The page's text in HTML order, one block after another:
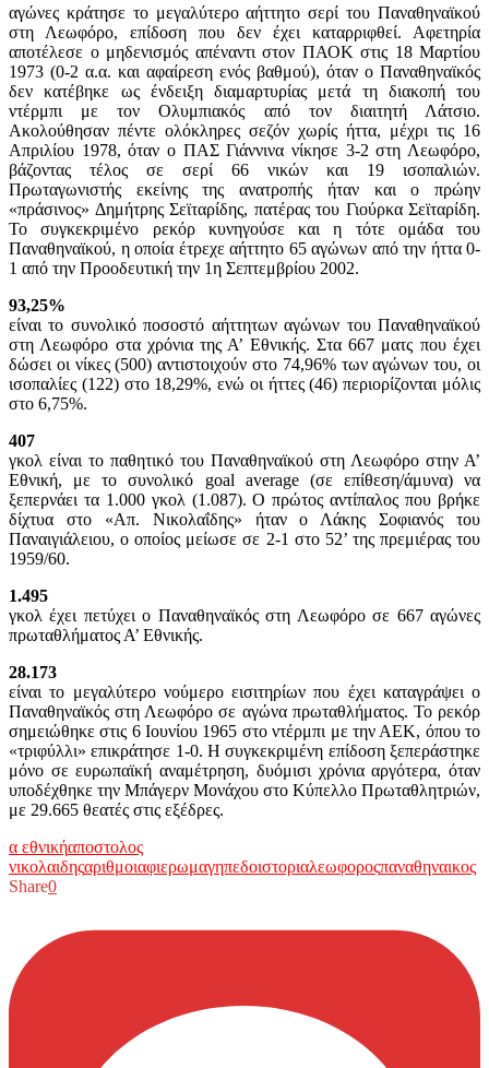
αγώνες κράτησε το μεγαλύτερο αήττητο σερί του Παναθηναϊκού
στη Λεωφόρο, επίδοση που δεν έχει καταρριφθεί. Αφετηρία
αποτέλεσε ο μηδενισμός απέναντι στον ΠΑΟΚ στις 18 Μαρτίου
1973 (0-2 α.α. και αφαίρεση ενός βαθμού), όταν ο Παναθηναϊκός
δεν κατέβηκε ως ένδειξη διαμαρτυρίας μετά τη διακοπή του
ντέρμπι με τον Ολυμπιακός από τον διαιτητή Λάτσιο.
Ακολούθησαν πέντε ολόκληρες σεζόν χωρίς ήττα, μέχρι τις 16
Απριλίου 1978, όταν ο ΠΑΣ Γιάννινα νίκησε 3-2 στη Λεωφόρο,
βάζοντας τέλος σε σερί 66 νικών και 19 ισοπαλιών.
Πρωταγωνιστής εκείνης της ανατροπής ήταν και ο πρώην
«πράσινος» Δημήτρης Σεϊταρίδης, πατέρας του Γιούρκα Σεϊταρίδη.
Το συγκεκριμένο ρεκόρ κυνηγούσε και η τότε ομάδα του
Παναθηναϊκού, η οποία έτρεχε αήττητο 65 αγώνων από την ήττα 0-
1 από την Προοδευτική την 1η Σεπτεμβρίου 2002.
93,25%
είναι το συνολικό ποσοστό αήττητων αγώνων του Παναθηναϊκού
στη Λεωφόρο στα χρόνια της Α’ Εθνικής. Στα 667 ματς που έχει
δώσει οι νίκες (500) αντιστοιχούν στο 74,96% των αγώνων του, οι
ισοπαλίες (122) στο 18,29%, ενώ οι ήττες (46) περιορίζονται μόλις
στο 6,75%.
407
γκολ είναι το παθητικό του Παναθηναϊκού στη Λεωφόρο στην Α’
Εθνική, με το συνολικό goal average (σε επίθεση/άμυνα) να
ξεπερνάει τα 1.000 γκολ (1.087). Ο πρώτος αντίπαλος που βρήκε
δίχτυα στο «Απ. Νικολαΐδης» ήταν ο Λάκης Σοφιανός του
Παναιγιάλειου, ο οποίος μείωσε σε 2-1 στο 52’ της πρεμιέρας του
1959/60.
1.495
γκολ έχει πετύχει ο Παναθηναϊκός στη Λεωφόρο σε 667 αγώνες
πρωταθλήματος Α’ Εθνικής.
28.173
είναι το μεγαλύτερο νούμερο εισιτηρίων που έχει καταγράψει ο
Παναθηναϊκός στη Λεωφόρο σε αγώνα πρωταθλήματος. Το ρεκόρ
σημειώθηκε στις 6 Ιουνίου 1965 στο ντέρμπι με την ΑΕΚ, όπου το
«τριφύλλι» επικράτησε 1-0. Η συγκεκριμένη επίδοση ξεπεράστηκε
μόνο σε ευρωπαϊκή αναμέτρηση, δυόμισι χρόνια αργότερα, όταν
υποδέχθηκε την Μπάγερν Μονάχου στο Κύπελλο Πρωταθλητριών,
με 29.665 θεατές στις εξέδρες.
α εθνικήαποστολος
νικολαιδηςαριθμοιαφιερωμαγηπεδοιστοριαλεωφοροςπαναθηναικος
Share0